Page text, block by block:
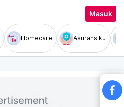
Masuk
Homecare Asuransiku